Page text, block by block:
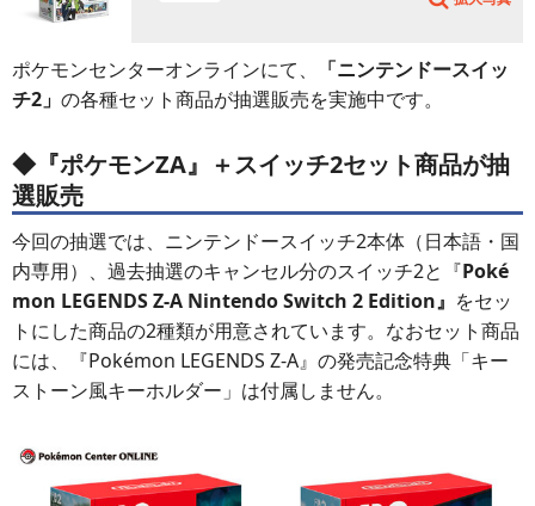
ポケモンセンターオンラインにて、
「ニンテンドースイッ
チ2」 の各種セット商品が抽選販売を実施中です。
◆『ポケモンZA』＋スイッチ2セット商品が抽
選販売
今回の抽選では、ニンテンドースイッチ2本体（日本語・国
内専用）、過去抽選のキャンセル分のスイッチ2と『Poké
mon LEGENDS Z-A Nintendo Switch 2 Edition』 をセッ
トにした商品の2種類が用意されています。なおセット商品
には、『Pokémon LEGENDS Z-A』の発売記念特典「キー
ストーン風キーホルダー」は付属しません。